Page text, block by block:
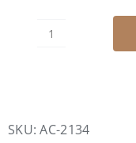
Triángulo
SKU:AC-2134